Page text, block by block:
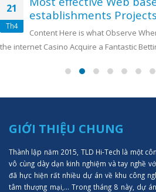
21
Th4
establishments
Content Here is what Observe
the internet Casino Acquire a Fantastic
GIỚI THIỆU CHUNG
Thành lập năm 2015, TLD Hi-Tech là một
vô cùng dày dạn kinh nghiệm và tay nghề
đã hực hiện rất nhiều dự án về khu công
tâm thượng mại,... Trong tháng 8 này, dự